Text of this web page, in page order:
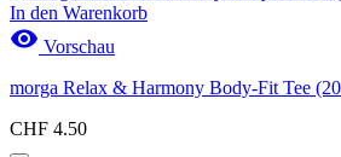
In den Warenkorb
 Vorschau
morga Relax & Harmony Body-Fit Tee
CHF 4.50